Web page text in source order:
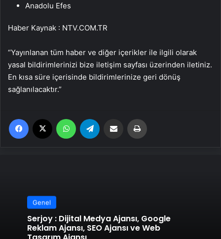
Anadolu Efes
Haber Kaynak : NTV.COM.TR
“Yayınlanan tüm haber ve diğer içerikler ile ilgili olarak
yasal bildirimlerinizi bize iletişim sayfası üzerinden iletiniz.
En kısa süre içerisinde bildirimlerinize geri dönüş
sağlanılacaktır.”
Facebook WhatsApp Email'den paylaş
Genel
Serjoy : Dijital Medya Ajansı, Google
Reklam Ajansı, SEO Ajansı ve Web